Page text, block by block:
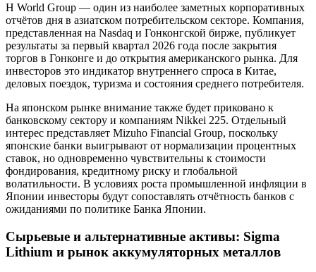
H World Group — один из наиболее заметных корпоративных
отчётов дня в азиатском потребительском секторе. Компания,
представленная на Nasdaq и Гонконгской бирже, публикует
результаты за первый квартал 2026 года после закрытия
торгов в Гонконге и до открытия американского рынка. Для
инвесторов это индикатор внутреннего спроса в Китае,
деловых поездок, туризма и состояния среднего потребителя.
На японском рынке внимание также будет приковано к
банковскому сектору и компаниям Nikkei 225. Отдельный
интерес представляет Mizuho Financial Group, поскольку
японские банки выигрывают от нормализации процентных
ставок, но одновременно чувствительны к стоимости
фондирования, кредитному риску и глобальной
волатильности. В условиях роста промышленной инфляции в
Японии инвесторы будут сопоставлять отчётность банков с
ожиданиями по политике Банка Японии.
Сырьевые и альтернативные активы: Sigma
Lithium и рынок аккумуляторных металлов